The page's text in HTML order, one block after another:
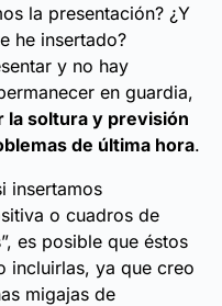
la presentación? ¿Y
he insertado?
y no hay
en guardia,
la soltura y previsión
de última hora.
insertamos
o cuadros de
es posible que éstos
incluirlas, ya que creo
migajas de